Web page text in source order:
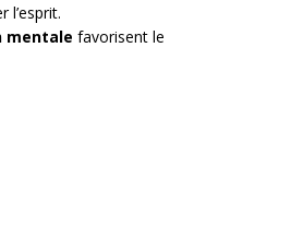
l’esprit.
mentale favorisent le